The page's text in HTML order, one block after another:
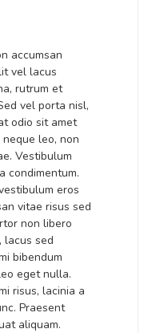
accumsan
vel lacus
rutrum et
vel porta nisl,
odio sit amet
leo, non
Vestibulum
condimentum.
eros
vitae risus sed
non libero
lacus sed
bibendum
eget nulla.
risus, lacinia a
Praesent
aliquam.